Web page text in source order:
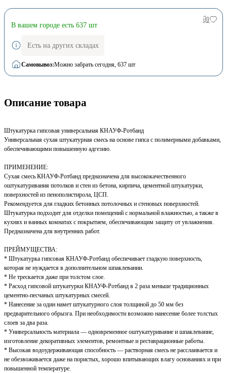
В вашем городе есть 637 шт
Есть на других складах
Самовывоз:Можно забрать сегодня, 637 шт
Описание товара
Штукатурка гипсовая универсальная КНАУФ-Ротбанд
Универсальная сухая штукатурная смесь на основе гипса с полимерными добавками,
обеспечивающими повышенную адгезию.
ПРИМЕНЕНИЕ:
Сухая смесь КНАУФ-Ротбанд предназначена для высококачественного
оштукатуривания потолков и стен из бетона, кирпича, цементной штукатурки,
поверхностей из пенополистирола, ЦСП.
Рекомендуется для гладких бетонных потолочных и стеновых поверхностей.
Штукатурка подходит для отделки помещений с нормальной влажностью, а также в
кухнях и ванных комнатах с покрытием, обеспечивающим защиту от увлажнения.
Предназначена для внутренних работ.
ПРЕЙМУЩЕСТВА:
* Штукатурка гипсовая КНАУФ-Ротбанд обеспечивает гладкую поверхность,
которая не нуждается в дополнительном шпаклевании.
* Не трескается даже при толстом слое.
* Расход гипсовой штукатурки КНАУФ-Ротбанд в 2 раза меньше традиционных
цементно-песчаных штукатурных смесей.
* Нанесение за один намет штукатурного слоя толщиной до 50 мм без
предварительного обрызга. При необходимости возможно нанесение более толстых
слоев за два раза.
* Универсальность материала — одновременное оштукатуривание и шпаклевание,
изготовление декоративных элементов, ремонтные и реставрационные работы.
* Высокая водоудерживающая способность — растворная смесь не расслаивается и
не обезвоживается даже на пористых, хорошо впитывающих влагу основаниях и при
повышенной температуре.